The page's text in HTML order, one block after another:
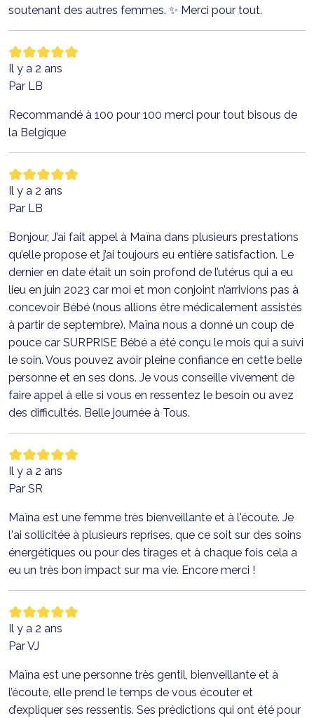
soutenant des autres femmes. ✨ Merci pour tout.
Il y a 2 ans
Par LB
Recommandé à 100 pour 100 merci pour tout bisous de
la Belgique
Il y a 2 ans
Par LB
Bonjour, J’ai fait appel à Maïna dans plusieurs prestations
qu’elle propose et j’ai toujours eu entière satisfaction. Le
dernier en date était un soin profond de l’utérus qui a eu
lieu en juin 2023 car moi et mon conjoint n’arrivions pas à
concevoir Bébé (nous allions être médicalement assistés
à partir de septembre). Maïna nous a donné un coup de
pouce car SURPRISE Bébé a été conçu le mois qui a suivi
le soin. Vous pouvez avoir pleine confiance en cette belle
personne et en ses dons. Je vous conseille vivement de
faire appel à elle si vous en ressentez le besoin ou avez
des difficultés. Belle journée à Tous.
Il y a 2 ans
Par SR
Maïna est une femme très bienveillante et à l'écoute. Je
l'ai sollicitée à plusieurs reprises, que ce soit sur des soins
énergétiques ou pour des tirages et à chaque fois cela a
eu un très bon impact sur ma vie. Encore merci !
Il y a 2 ans
Par VJ
Maïna est une personne très gentil, bienveillante et à
l’écoute, elle prend le temps de vous écouter et
d’expliquer ses ressentis. Ses prédictions qui ont été pour